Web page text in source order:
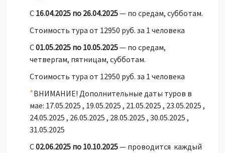
С 16.04.2025 по 26.04.2025— по средам, субботам.
Стоимость тура от 12950 руб. за 1 человека
С01.05.2025 по 10.05.2025— по средам,
четвергам, пятницам, субботам.
Стоимость тура от 12950 руб. за 1 человека
*ВНИМАНИЕ! Дополнительные даты туров в
мае: 17.05.2025 , 19.05.2025 , 21.05.2025 , 23.05.2025 ,
24.05.2025 , 26.05.2025 , 28.05.2025 , 30.05.2025 ,
31.05.2025
С02.06.2025 по 10.10.2025— проводится каждый